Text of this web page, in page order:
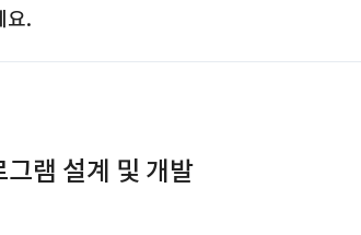
요.
램 설계 및 개발